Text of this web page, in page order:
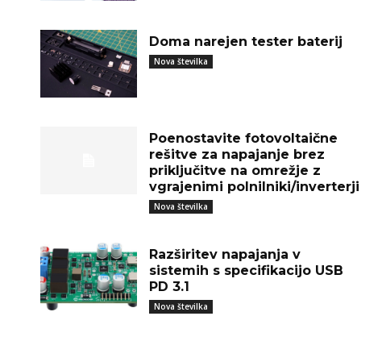
Doma narejen tester baterij
Nova številka
Poenostavite fotovoltaične
rešitve za napajanje brez
priključitve na omrežje z
vgrajenimi polnilniki/inverterji
Nova številka
Razširitev napajanja v
sistemih s specifikacijo USB
PD 3.1
Nova številka